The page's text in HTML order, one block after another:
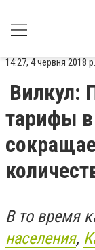
14:27, 4 червня 2018 р.
Вилкул:
тарифы в
В то время
населения,